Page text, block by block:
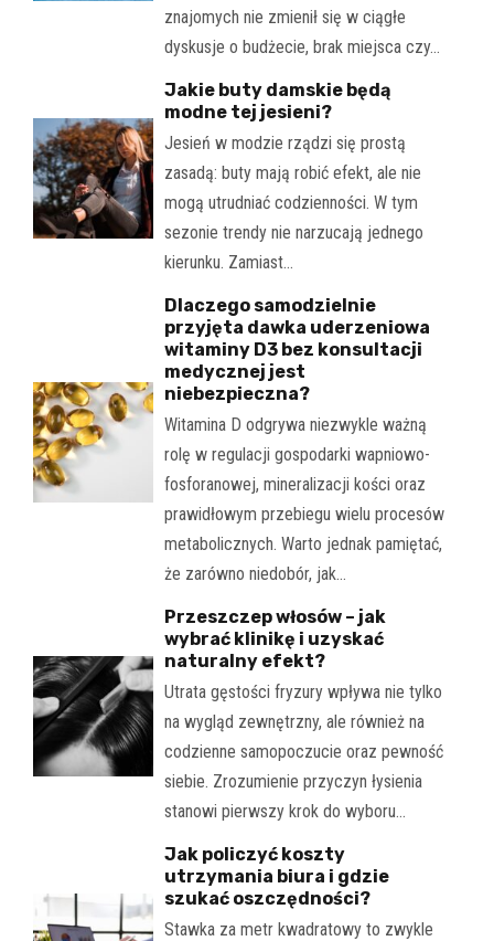
znajomych nie zmienił się w ciągłe
dyskusje o budżecie, brak miejsca czy…
Jakie buty damskie będą
modne tej jesieni?
Jesień w modzie rządzi się prostą
zasadą: buty mają robić efekt, ale nie
mogą utrudniać codzienności. W tym
sezonie trendy nie narzucają jednego
kierunku. Zamiast…
Dlaczego samodzielnie
przyjęta dawka uderzeniowa
witaminy D3 bez konsultacji
medycznej jest
niebezpieczna?
Witamina D odgrywa niezwykle ważną
rolę w regulacji gospodarki wapniowo-
fosforanowej, mineralizacji kości oraz
prawidłowym przebiegu wielu procesów
metabolicznych. Warto jednak pamiętać,
że zarówno niedobór, jak…
Przeszczep włosów – jak
wybrać klinikę i uzyskać
naturalny efekt?
Utrata gęstości fryzury wpływa nie tylko
na wygląd zewnętrzny, ale również na
codzienne samopoczucie oraz pewność
siebie. Zrozumienie przyczyn łysienia
stanowi pierwszy krok do wyboru…
Jak policzyć koszty
utrzymania biura i gdzie
szukać oszczędności?
Stawka za metr kwadratowy to zwykle